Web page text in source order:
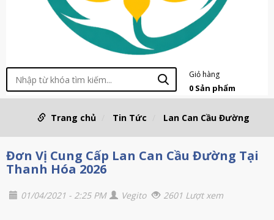
Giỏ hàng
0 Sản phẩm
Trang chủ Tin Tức Lan Can Cầu Đường
Đơn Vị Cung Cấp Lan Can Cầu Đường Tại
Thanh Hóa 2026
01/04/2021 - 2:25 PM Vegito 2601 Lượt xem